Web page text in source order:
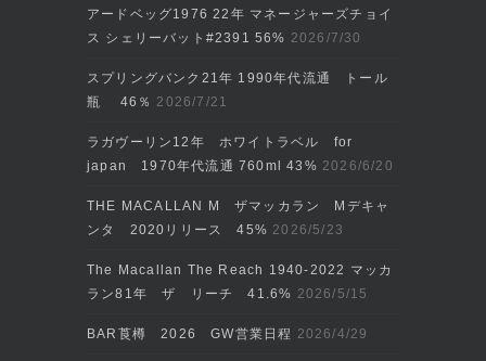
アードベッグ1976 22年 マネージャーズチョイ
ス シェリーバット#2391 56% 2026/7/30
スプリングバンク21年 1990年代流通 トール
瓶 46％ 2026/7/21
ラガヴーリン12年 ホワイトラベル for
japan 1970年代流通 760ml 43% 2026/6/20
THE MACALLAN M ザマッカラン Mデキャ
ンタ 2020リリース 45% 2026/5/23
The Macallan The Reach 1940-2022 マッカ
ラン81年 ザ リーチ 41.6% 2026/5/15
BAR莨樽 2026 GW営業日程 2026/4/29